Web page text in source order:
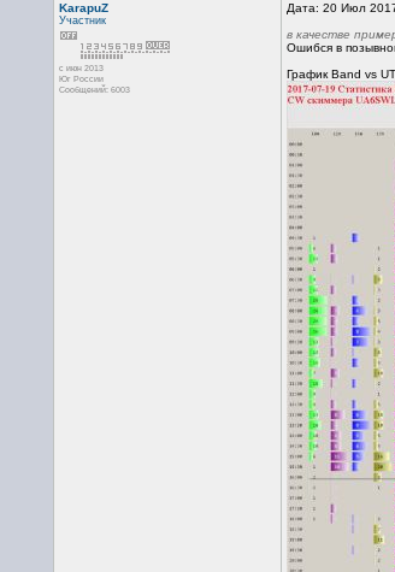
KarapuZ
Участник
с июн 2013
Юг России
Сообщений: 6003
Дата: 20 Июл
в качестве
Ошибся в
График Band vs